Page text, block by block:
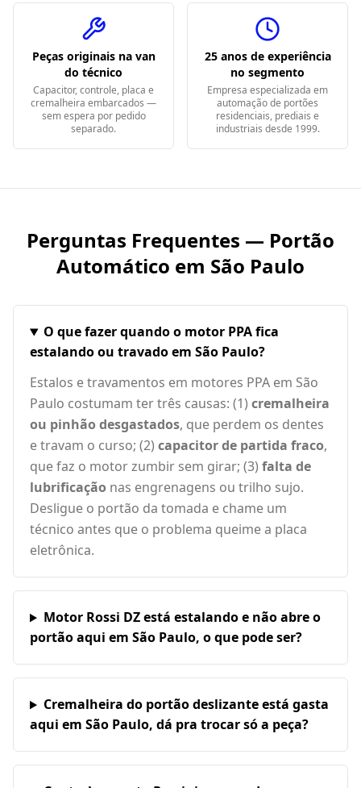
Peças originais na van
do técnico
Capacitor, controle, placa e
cremalheira embarcados —
sem espera por pedido
separado.
25 anos de experiência
no segmento
Empresa especializada em
automação de portões
residenciais, prediais e
industriais desde 1999.
Perguntas Frequentes — Portão
Automático em São Paulo
O que fazer quando o motor PPA fica
estalando ou travado em São Paulo?
Estalos e travamentos em motores PPA em São
Paulo costumam ter três causas: (1) cremalheira
ou pinhão desgastados, que perdem os dentes
e travam o curso; (2) capacitor de partida fraco,
que faz o motor zumbir sem girar; (3) falta de
lubrificação nas engrenagens ou trilho sujo.
Desligue o portão da tomada e chame um
técnico antes que o problema queime a placa
eletrônica.
Motor Rossi DZ está estalando e não abre o
portão aqui em São Paulo, o que pode ser?
Cremalheira do portão deslizante está gasta
aqui em São Paulo, dá pra trocar só a peça?